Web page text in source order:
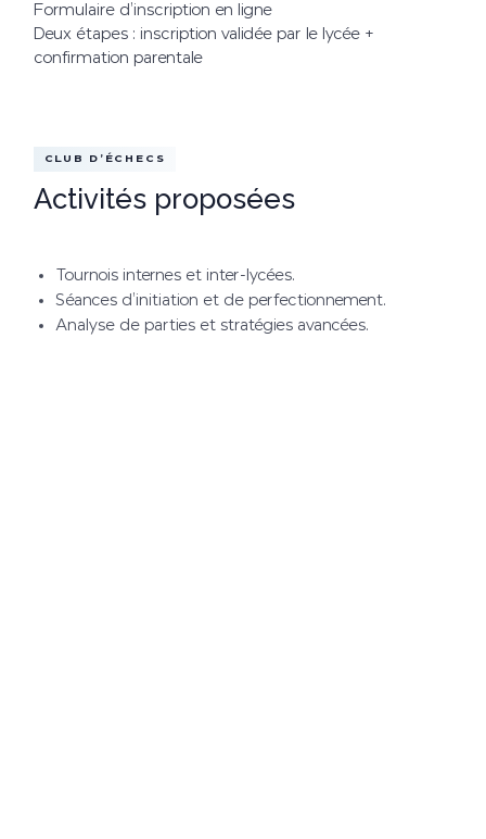
Formulaire d’inscription en ligne
Deux étapes : inscription validée par le lycée +
confirmation parentale
CLUB D’ÉCHECS
Activités proposées
Tournois internes et inter-lycées.
Séances d’initiation et de perfectionnement.
Analyse de parties et stratégies avancées.